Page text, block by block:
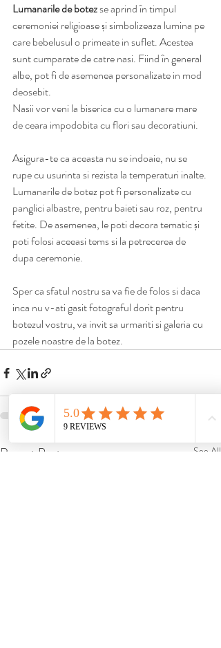
Lumanarile de botez se aprind în timpul
ceremoniei religioase și simbolizeaza lumina pe
care bebelusul o primeate in suflet. Acestea
sunt cumparate de catre nasi. Fiind în general
albe, pot fi de asemenea personalizate in mod
deosebit.
Nasii vor veni la biserica cu o lumanare mare
de ceara impodobita cu flori sau decoratiuni.
Asigura-te ca aceasta nu se indoaie, nu se
rupe cu usurinta si rezista la temperaturi inalte.
Lumanarile de botez pot fi personalizate cu
panglici albastre, pentru baieti sau roz, pentru
fetite. De asemenea, le poti decora tematic și
poti folosi aceeasi tems si la petrecerea de
dupa ceremonie.
Sper ca sfatul nostru sa va fie de folos si daca
inca nu v-ati gasit fotograful dorit pentru
botezul vostru, va invit sa urmariti si galeria cu
pozele noastre de la botez.
Recent Posts See All